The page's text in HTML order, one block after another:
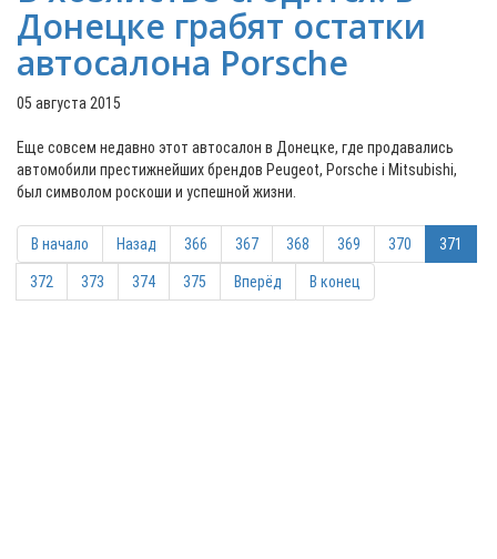
Донецке грабят остатки
автосалона Porsche
05 августа 2015
Еще совсем недавно этот автосалон в Донецке, где продавались
автомобили престижнейших брендов Peugeot, Porsche і Mitsubishi,
был символом роскоши и успешной жизни.
В начало Назад 366 367 368 369 370 371
372 373 374 375 Вперёд В конец